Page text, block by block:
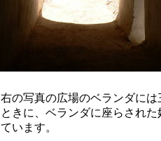
右の写真の広場のベランダに
ときに、ベランダに座らされ
ています。